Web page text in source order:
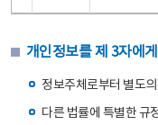
개인정보를 제 3자에
정보주체로부터 별도
다른 법률에 특별한 규